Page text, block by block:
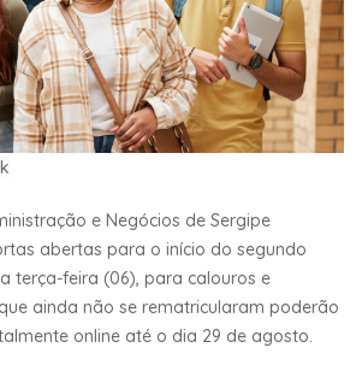
e Negócios de Sergipe
abertas para o início do segundo
terça-feira (06), para calouros e
ainda não se rematricularam poderão
online até o dia 29 de agosto.